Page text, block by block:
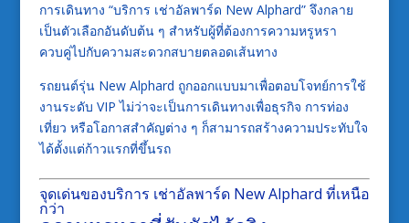
การเดินทาง “บริการ เช่าอัลพาร์ด New Alphard” จึงกลาย
เป็นตัวเลือกอันดับต้น ๆ สำหรับผู้ที่ต้องการความหรูหรา
ควบคู่ไปกับความสะดวกสบายตลอดเส้นทาง
รถยนต์รุ่น New Alphard ถูกออกแบบมาเพื่อตอบโจทย์การใช้
งานระดับ VIP ไม่ว่าจะเป็นการเดินทางเพื่อธุรกิจ การท่อง
เที่ยว หรือโอกาสสำคัญต่าง ๆ ก็สามารถสร้างความประทับใจ
ได้ตั้งแต่ก้าวแรกที่ขึ้นรถ
จุดเด่นของบริการ เช่าอัลพาร์ด New Alphard ที่เหนือ
กว่า